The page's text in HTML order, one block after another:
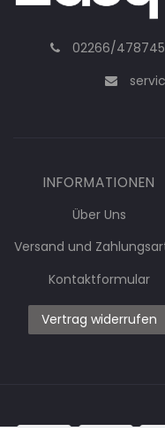
02266/
INFORMATIONEN
Über Uns
Versand und
Kontaktformular
Vertrag widerrufen